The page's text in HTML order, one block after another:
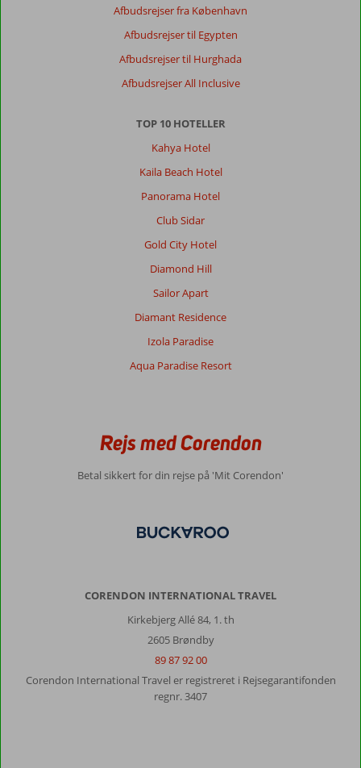
Afbudsrejser fra København
Afbudsrejser til Egypten
Afbudsrejser til Hurghada
Afbudsrejser All Inclusive
TOP 10 HOTELLER
Kahya Hotel
Kaila Beach Hotel
Panorama Hotel
Club Sidar
Gold City Hotel
Diamond Hill
Sailor Apart
Diamant Residence
Izola Paradise
Aqua Paradise Resort
Rejs med Corendon
Betal sikkert for din rejse på 'Mit Corendon'
CORENDON INTERNATIONAL TRAVEL
Kirkebjerg Allé 84, 1. th
2605 Brøndby
89 87 92 00
Corendon International Travel er registreret i Rejsegarantifonden
regnr. 3407